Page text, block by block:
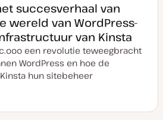
succesverhaal van
wereld van WordPress-
van Kinsta
een revolutie teweegbracht
WordPress en hoe de
hun sitebeheer